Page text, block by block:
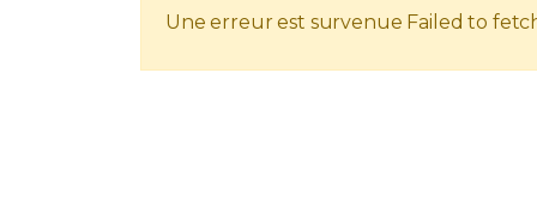
Une erreur est survenue Failed to